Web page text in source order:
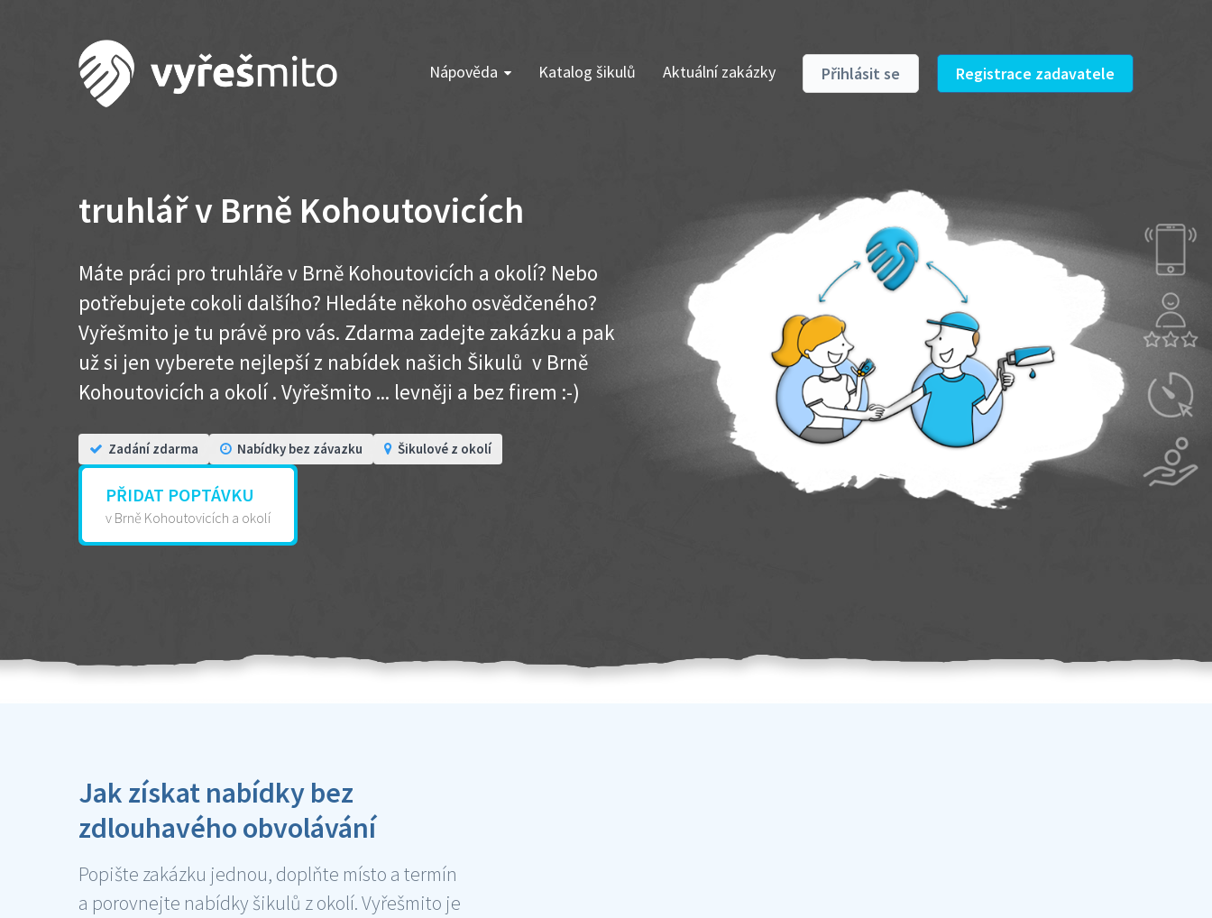
Nápověda Katalog šikulů Aktuální zakázky Přihlásit se Registrace zadavatele
truhlář v Brně Kohoutovicích
Máte práci pro truhláře v Brně Kohoutovicích a okolí? Nebo
potřebujete cokoli dalšího? Hledáte někoho osvědčeného?
Vyřešmito je tu právě pro vás. Zdarma zadejte zakázku a pak
už si jen vyberete nejlepší z nabídek našich Šikulů v Brně
Kohoutovicích a okolí . Vyřešmito ... levněji a bez firem :-)
Zadání zdarma Nabídky bez závazku Šikulové z okolí
PŘIDAT POPTÁVKU
v Brně Kohoutovicích a okolí
Jak získat nabídky bez
zdlouhavého obvolávání
Popište zakázku jednou, doplňte místo a termín
a porovnejte nabídky šikulů z okolí. Vyřešmito je